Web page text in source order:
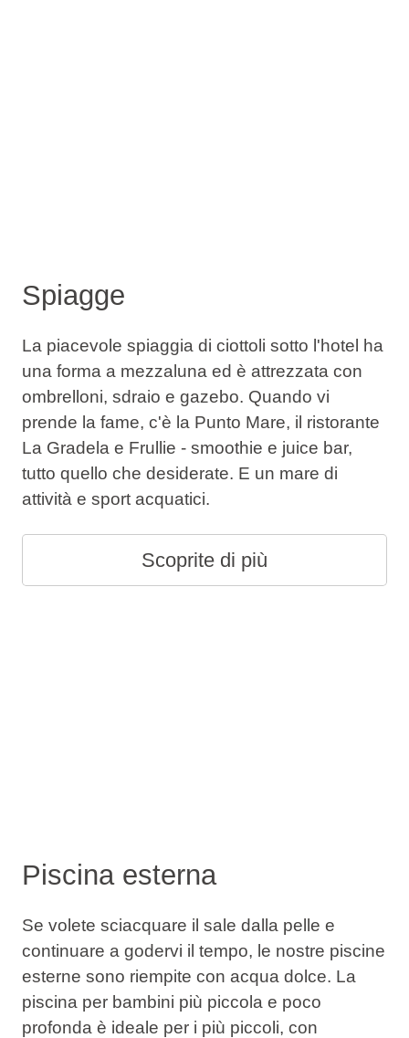
Spiagge
La piacevole spiaggia di ciottoli sotto l'hotel ha
una forma a mezzaluna ed è attrezzata con
ombrelloni, sdraio e gazebo. Quando vi
prende la fame, c'è la Punto Mare, il ristorante
La Gradela e Frullie - smoothie e juice bar,
tutto quello che desiderate. E un mare di
attività e sport acquatici.
Scoprite di più
Piscina esterna
Se volete sciacquare il sale dalla pelle e
continuare a godervi il tempo, le nostre piscine
esterne sono riempite con acqua dolce. La
piscina per bambini più piccola e poco
profonda è ideale per i più piccoli, con